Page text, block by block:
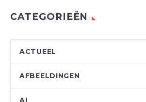
CATEGORIEËN
ACTUEEL
AFBEELDINGEN
AI